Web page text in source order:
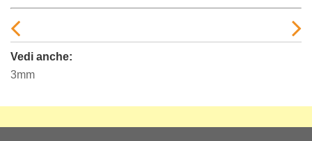
Vedi anche:
3mm